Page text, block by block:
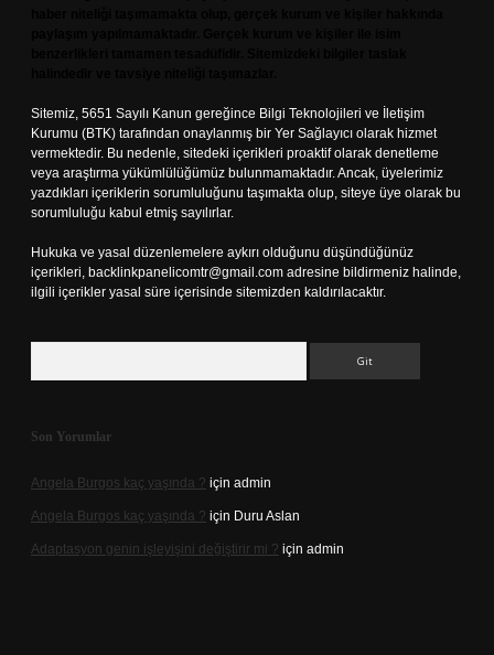
Sitemiz, 5651 Sayılı Kanun gereğince Bilgi Teknolojileri ve İletişim
Kurumu (BTK) tarafından onaylanmış bir Yer Sağlayıcı olarak hizmet
vermektedir. Bu nedenle, sitedeki içerikleri proaktif olarak denetleme
veya araştırma yükümlülüğümüz bulunmamaktadır. Ancak, üyelerimiz
yazdıkları içeriklerin sorumluluğunu taşımakta olup, siteye üye olarak bu
sorumluluğu kabul etmiş sayılırlar.
Hukuka ve yasal düzenlemelere aykırı olduğunu düşündüğünüz
içerikleri, backlinkpanelicomtr@gmail.com adresine bildirmeniz halinde,
ilgili içerikler yasal süre içerisinde sitemizden kaldırılacaktır.
Son Yorumlar
Angela Burgos kaç yaşında ? için admin
Angela Burgos kaç yaşında ? için Duru Aslan
Adaptasyon genin işleyişini değiştirir mi ? için admin